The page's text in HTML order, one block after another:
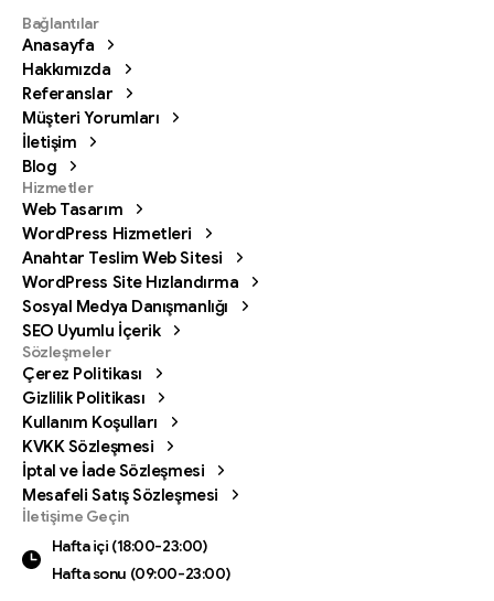
Bağlantılar
Anasayfa
Hakkımızda
Referanslar
Müşteri Yorumları
İletişim
Blog
Hizmetler
Web Tasarım
WordPress Hizmetleri
Anahtar Teslim Web Sitesi
WordPress Site Hızlandırma
Sosyal Medya Danışmanlığı
SEO Uyumlu İçerik
Sözleşmeler
Çerez Politikası
Gizlilik Politikası
Kullanım Koşulları
KVKK Sözleşmesi
İptal ve İade Sözleşmesi
Mesafeli Satış Sözleşmesi
İletişime Geçin
Hafta içi (18:00-23:00)
Hafta sonu (09:00-23:00)
Bizi arayın
Hafta içi (18:00-23:00) Hafta sonu (09:00-23:00)
0342 606 07 21